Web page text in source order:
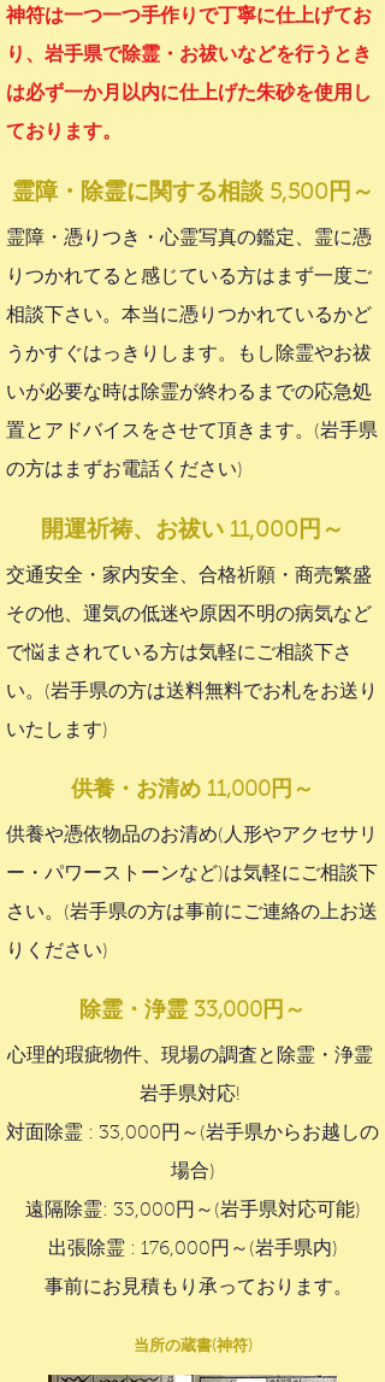
神符は一つ一つ手作りで丁寧に仕上げてお
り、岩手県で除霊・お祓いなどを行うとき
は必ず一か月以内に仕上げた朱砂を使用し
ております。
霊障・除霊に関する相談 5,500円～
霊障・憑りつき・心霊写真の鑑定、霊に憑
りつかれてると感じている方はまず一度ご
相談下さい。本当に憑りつかれているかど
うかすぐはっきりします。もし除霊やお祓
いが必要な時は除霊が終わるまでの応急処
置とアドバイスをさせて頂きます。(岩手県
の方はまずお電話ください)
開運祈祷、お祓い 11,000円～
交通安全・家内安全、合格祈願・商売繁盛
その他、運気の低迷や原因不明の病気など
で悩まされている方は気軽にご相談下さ
い。(岩手県の方は送料無料でお札をお送り
いたします)
供養・お清め 11,000円～
供養や憑依物品のお清め(人形やアクセサリ
ー・パワーストーンなど)は気軽にご相談下
さい。(岩手県の方は事前にご連絡の上お送
りください)
除霊・浄霊 33,000円～
心理的瑕疵物件、現場の調査と除霊・浄霊
岩手県対応!
対面除霊 : 33,000円～(岩手県からお越しの
場合)
遠隔除霊: 33,000円～(岩手県対応可能)
出張除霊 : 176,000円～​(岩手県内)
事前にお見積もり承っております。
当所の蔵書(神符)